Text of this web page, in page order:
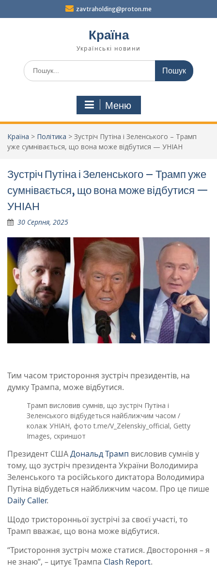
zavtraholding@proton.me
Країна
Українські новини
Шукати:
Меню
Країна > Політика > Зустріч Путіна і Зеленського – Трамп
уже сумнівається, що вона може відбутися — УНІАН
Зустріч Путіна і Зеленського – Трамп уже
сумнівається, що вона може відбутися —
УНІАН
30 Серпня, 2025
Тим часом тристороння зустріч президентів, на
думку Трампа, може відбутися.
Трамп висловив сумнів, що зустріч Путіна і
Зеленського відбудеться найближчим часом /
колаж УНІАН, фото t.me/V_Zelenskiy_official, Getty
Images, скриншот
Президент СШАДональд Трамп висловив сумнів у
тому, що зустріч президента України Володимира
Зеленського та російського диктатора Володимира
Путіна відбудеться найближчим часом. Про це пише
Daily Caller.
Щодо тристоронньої зустрічі за своєї участі, то
Трамп вважає, що вона може відбутися.
“Тристороння зустріч може статися. Двостороння – я
не знаю”, – цитує Трампа Clash Report.